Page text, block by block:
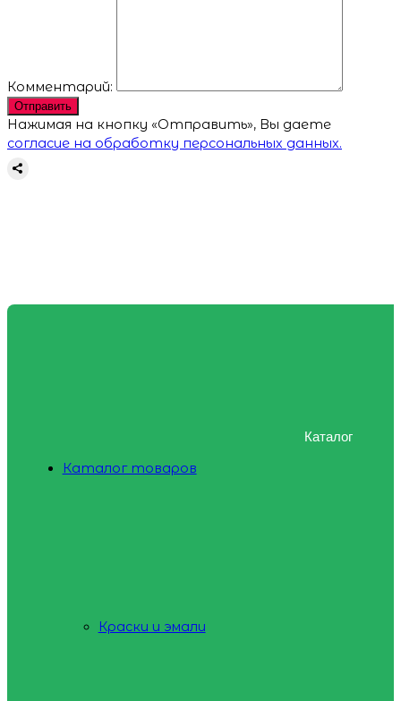
Комментарий:
Отправить
Нажимая на кнопку «Отправить», Вы даете
согласие на обработку персональных данных.
Каталог
Каталог товаров
Краски и эмали